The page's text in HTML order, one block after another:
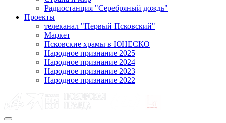
Радиостанция "Серебряный дождь"
Проекты
телеканал "Первый Псковский"
Маркет
Псковские храмы в ЮНЕСКО
Народное признание 2025
Народное признание 2024
Народное признание 2023
Народное признание 2022